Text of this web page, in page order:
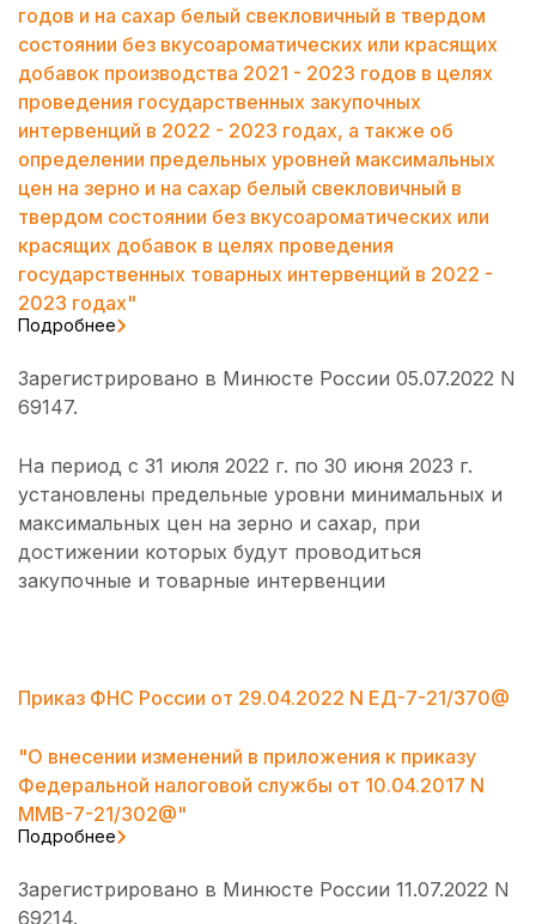
годов и на сахар белый свекловичный в твердом
состоянии без вкусоароматических или красящих
добавок производства 2021 - 2023 годов в целях
проведения государственных закупочных
интервенций в 2022 - 2023 годах, а также об
определении предельных уровней максимальных
цен на зерно и на сахар белый свекловичный в
твердом состоянии без вкусоароматических или
красящих добавок в целях проведения
государственных товарных интервенций в 2022 -
2023 годах"
Подробнее
Зарегистрировано в Минюсте России 05.07.2022 N
69147.
На период с 31 июля 2022 г. по 30 июня 2023 г.
установлены предельные уровни минимальных и
максимальных цен на зерно и сахар, при
достижении которых будут проводиться
закупочные и товарные интервенции
Приказ ФНС России от 29.04.2022 N ЕД-7-21/370@
"О внесении изменений в приложения к приказу
Федеральной налоговой службы от 10.04.2017 N
ММВ-7-21/302@"
Подробнее
Зарегистрировано в Минюсте России 11.07.2022 N
69214.